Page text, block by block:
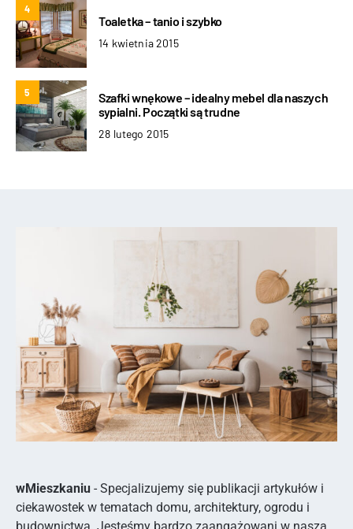
4
Toaletka – tanio i szybko
14 kwietnia 2015
5
Szafki wnękowe – idealny mebel dla naszych
sypialni. Początki są trudne
28 lutego 2015
wMieszkaniu - Specjalizujemy się publikacji artykułów i
ciekawostek w tematach domu, architektury, ogrodu i